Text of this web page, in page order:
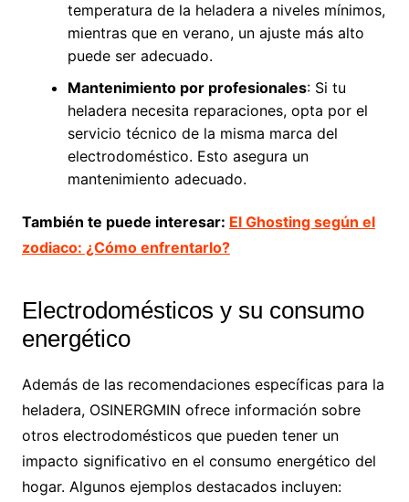
temperatura de la heladera a niveles mínimos,
mientras que en verano, un ajuste más alto
puede ser adecuado.
Mantenimiento por profesionales: Si tu
heladera necesita reparaciones, opta por el
servicio técnico de la misma marca del
electrodoméstico. Esto asegura un
mantenimiento adecuado.
También te puede interesar: El Ghosting según el
zodiaco: ¿Cómo enfrentarlo?
Electrodomésticos y su consumo
energético
Además de las recomendaciones específicas para la
heladera, OSINERGMIN ofrece información sobre
otros electrodomésticos que pueden tener un
impacto significativo en el consumo energético del
hogar. Algunos ejemplos destacados incluyen: